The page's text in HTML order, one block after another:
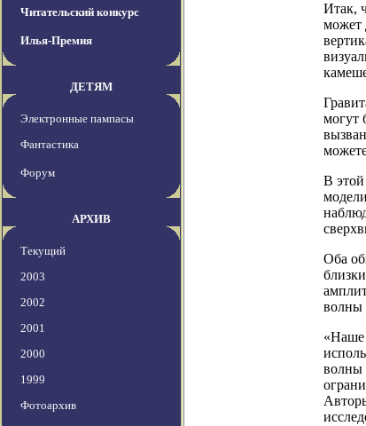
Читательский конкурс
Илья-Премия
ДЕТЯМ
Электронные пампасы
Фантастика
Форум
АРХИВ
Текущий
2003
2002
2001
2000
1999
Фотоархив
Итак,
может
могут
В
Оба
волны
«Наше
волны